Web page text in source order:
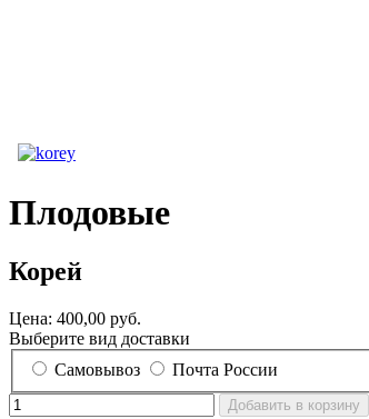
Плодовые
Корей
Цена: 400,00 руб.
Выберите вид доставки
Самовывоз
Почта России